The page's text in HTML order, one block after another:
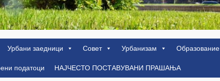
Урбани заедници Совет Урбанизам
Образование
податоци НАЈЧЕСТО ПОСТАВУВАНИ ПРАШАЊА